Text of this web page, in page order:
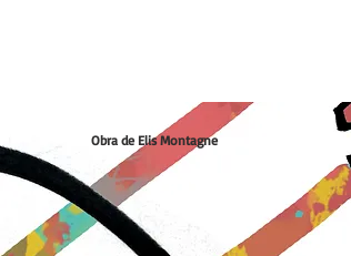
Obra de Elis Montagne